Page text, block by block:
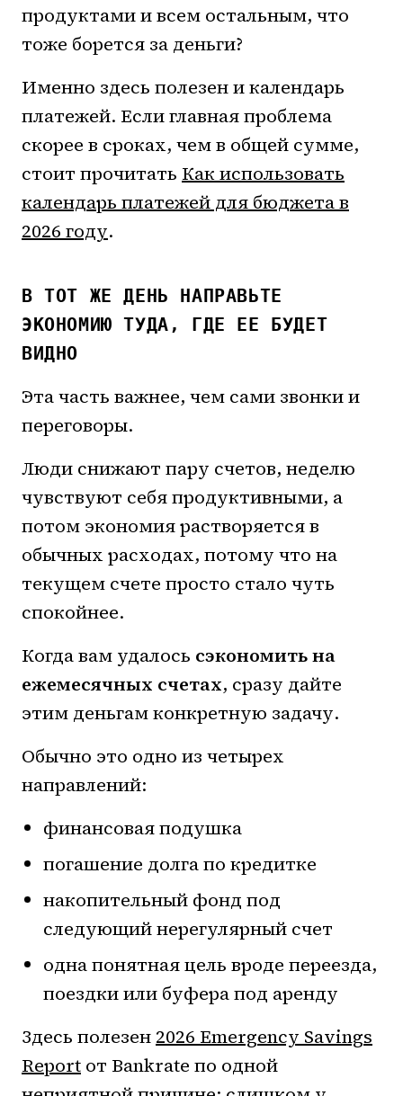
продуктами и всем остальным, что
тоже борется за деньги?
Именно здесь полезен и календарь
платежей. Если главная проблема
скорее в сроках, чем в общей сумме,
стоит прочитать Как использовать
календарь платежей для бюджета в
2026 году.
В ТОТ ЖЕ ДЕНЬ НАПРАВЬТЕ
ЭКОНОМИЮ ТУДА, ГДЕ ЕЕ БУДЕТ
ВИДНО
Эта часть важнее, чем сами звонки и
переговоры.
Люди снижают пару счетов, неделю
чувствуют себя продуктивными, а
потом экономия растворяется в
обычных расходах, потому что на
текущем счете просто стало чуть
спокойнее.
Когда вам удалось сэкономить на
ежемесячных счетах, сразу дайте
этим деньгам конкретную задачу.
Обычно это одно из четырех
направлений:
финансовая подушка
погашение долга по кредитке
накопительный фонд под
следующий нерегулярный счет
одна понятная цель вроде переезда,
поездки или буфера под аренду
Здесь полезен 2026 Emergency Savings
Report от Bankrate по одной